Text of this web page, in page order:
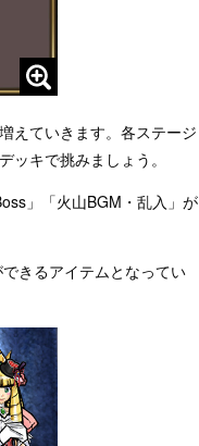
えていきます。各ステージ
キで挑みましょう。
」「火山BGM・乱入」が
きるアイテムとなってい